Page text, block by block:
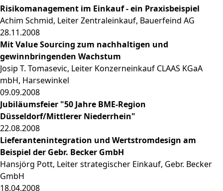
Risikomanagement im Einkauf - ein Praxisbeispiel
Achim Schmid, Leiter Zentraleinkauf, Bauerfeind AG
28.11.2008
Mit Value Sourcing zum nachhaltigen und
gewinnbringenden Wachstum
Josip T. Tomasevic, Leiter Konzerneinkauf CLAAS KGaA
mbH, Harsewinkel
09.09.2008
Jubiläumsfeier "50 Jahre BME-Region
Düsseldorf/Mittlerer Niederrhein"
22.08.2008
Lieferantenintegration und Wertstromdesign am
Beispiel der Gebr. Becker GmbH
Hansjörg Pott, Leiter strategischer Einkauf, Gebr. Becker
GmbH
18.04.2008